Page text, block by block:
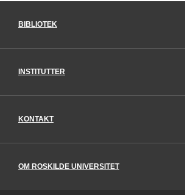
BIBLIOTEK
INSTITUTTER
KONTAKT
OM ROSKILDE UNIVERSITET